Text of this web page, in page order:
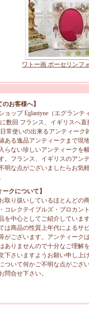
ワトー画 ポーセリンフ
のお客様へ】
ョップ Eglantyne（エグランテ
数回 フランス、イギリスへ直
常使いの出来るアンティーク
ある逸品アンティークまで現
らない珍しいアンティークを
。フランス、イギリスのアン
明な点がございましたらお気
ークについて】
取り扱いしているほとんどの
コレクテイブルズ・ブロカン
を中心としてご紹介しています
は商品の性質上年代によるサ
がございます。アンティーク
ありませんので十分なご理解
下さいますようお願い申し上
ついて何かご不明な点がござ
問合せ下さい。